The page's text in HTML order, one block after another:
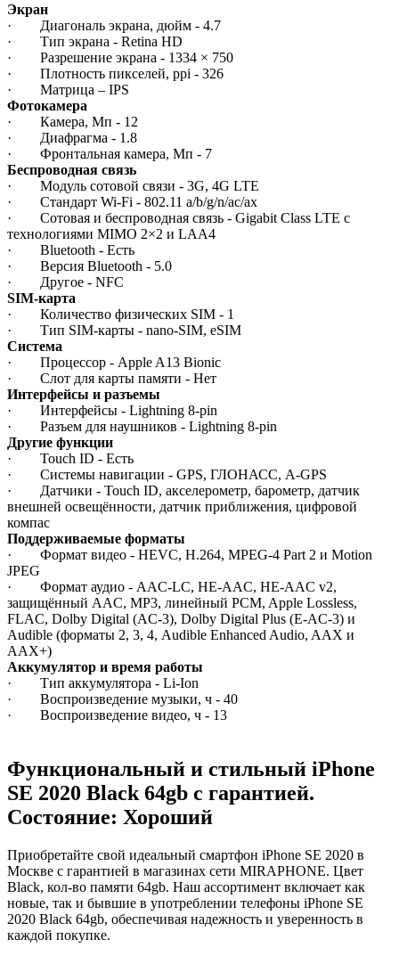
Экран
· Диагональ экрана, дюйм - 4.7
· Тип экрана - Retina HD
· Разрешение экрана - 1334 × 750
· Плотность пикселей, ppi - 326
· Матрица – IPS
Фотокамера
· Камера, Мп - 12
· Диафрагма - 1.8
· Фронтальная камера, Мп - 7
Беспроводная связь
· Модуль сотовой связи - 3G, 4G LTE
· Стандарт Wi-Fi - 802.11 a/b/g/n/ac/ax
· Сотовая и беспроводная связь - Gigabit Class LTE с
технологиями MIMO 2×2 и LAA4
· Bluetooth - Есть
· Версия Bluetooth - 5.0
· Другое - NFC
SIM-карта
· Количество физических SIM - 1
· Тип SIM-карты - nano-SIM, eSIM
Система
· Процессор - Apple A13 Bionic
· Слот для карты памяти - Нет
Интерфейсы и разъемы
· Интерфейсы - Lightning 8-pin
· Разъем для наушников - Lightning 8-pin
Другие функции
· Touch ID - Есть
· Системы навигации - GPS, ГЛОНАСС, A-GPS
· Датчики - Touch ID, акселерометр, барометр, датчик
внешней освещённости, датчик приближения, цифровой
компас
Поддерживаемые форматы
· Формат видео - HEVC, H.264, MPEG‑4 Part 2 и Motion
JPEG
· Формат аудио - AAC‑LC, HE‑AAC, HE‑AAC v2,
защищённый AAC, MP3, линейный PCM, Apple Lossless,
FLAC, Dolby Digital (AC‑3), Dolby Digital Plus (E‑AC‑3) и
Audible (форматы 2, 3, 4, Audible Enhanced Audio, AAX и
AAX+)
Аккумулятор и время работы
· Тип аккумулятора - Li-Ion
· Воспроизведение музыки, ч - 40
· Воспроизведение видео, ч - 13
Функциональный и стильный iPhone
SE 2020 Black 64gb с гарантией.
Состояние: Хороший
Приобретайте свой идеальный смартфон iPhone SE 2020 в
Москве с гарантией в магазинах сети MIRAPHONE. Цвет
Black, кол-во памяти 64gb. Наш ассортимент включает как
новые, так и бывшие в употреблении телефоны iPhone SE
2020 Black 64gb, обеспечивая надежность и уверенность в
каждой покупке.